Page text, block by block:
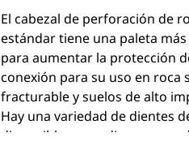
El cabezal de perforación de
estándar tiene una paleta
para aumentar la protección
conexión para su uso en roca
fracturable y suelos de alto
Hay una variedad de dientes
disponibles para diversas